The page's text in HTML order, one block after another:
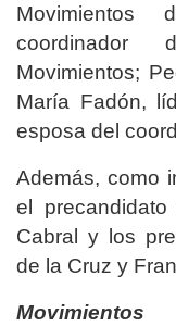
Movimientos
Movimientos;
María Fadón,
esposa del
Además, como
el
Cabral y los
de la Cruz y
Movimientos